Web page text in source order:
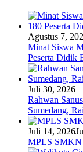
Agustus 7,
Minat Siswa
Peserta Didik
Juli 30, 2026
Rahwan
Sumedang,
Juli 14, 2026
MPLS SMKN